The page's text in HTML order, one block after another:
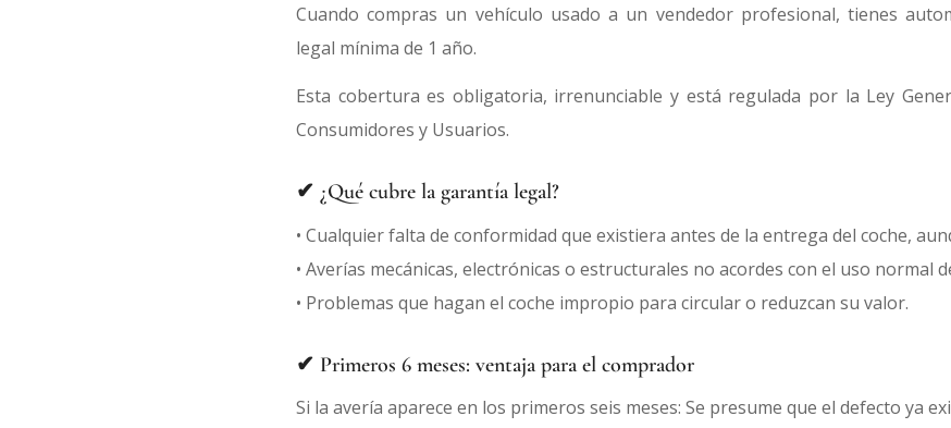
Cuando compras un vehículo usado a un vendedor profesional, tienes
legal mínima de 1 año.
Esta cobertura es obligatoria, irrenunciable y está regulada por la Ley
Consumidores y Usuarios.
✔ ¿Qué cubre la garantía legal?
• Cualquier falta de conformidad que existiera antes de la entrega del coche,
• Averías mecánicas, electrónicas o estructurales no acordes con el uso normal
• Problemas que hagan el coche impropio para circular o reduzcan su valor.
✔ Primeros 6 meses: ventaja para el comprador
Si la avería aparece en los primeros seis meses: Se presume que el defecto ya